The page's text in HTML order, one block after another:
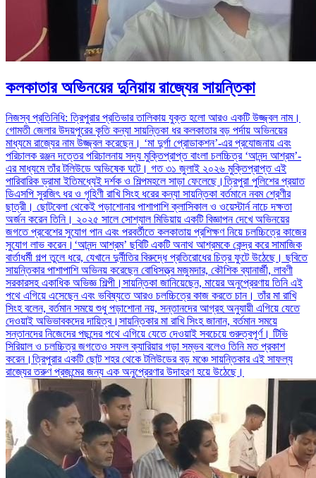
কলকাতার অভিনয়ের দুনিয়ায় রাজ্যের সায়ন্তিকা
নিজস্ব প্রতিনিধি: ত্রিপুরার প্রতিভার তালিকায় যুক্ত হলো আরও একটি উজ্জ্বল নাম।
গোমতী জেলার উদয়পুরের কৃতি কন্যা সায়ন্তিকা ধর কলকাতার বড় পর্দায় অভিনয়ের
মাধ্যমে রাজ্যের নাম উজ্জ্বল করেছেন। ‘মা দুর্গা প্রোডাকশন’-এর প্রযোজনায় এবং
পরিচালক রঞ্জন দত্তের পরিচালনায় সদ্য মুক্তিপ্রাপ্ত বাংলা চলচ্চিত্র ‘আনন্দ আশ্রম’-
এর মাধ্যমে তাঁর টলিউডে অভিষেক ঘটে। গত ৩১ জুলাই ২০২৬ মুক্তিপ্রাপ্ত এই
পারিবারিক ড্রামা ইতিমধ্যেই দর্শক ও শিল্পমহলে সাড়া ফেলেছে।ত্রিপুরা পুলিশের প্রয়াত
ডিএসপি সুরজিৎ ধর ও গৃহিণী রাখি সিংহ ধরের কন্যা সায়ন্তিকা বর্তমানে নবম শ্রেণীর
ছাত্রী। ছোটবেলা থেকেই পড়াশোনার পাশাপাশি ক্লাসিকাল ও ওয়েস্টার্ন নাচে দক্ষতা
অর্জন করেন তিনি। ২০২৫ সালে সোশ্যাল মিডিয়ায় একটি বিজ্ঞাপন দেখে অভিনয়ের
জগতে প্রবেশের সুযোগ পান এবং পরবর্তীতে কলকাতায় প্রশিক্ষণ নিয়ে চলচ্চিত্রে কাজের
সুযোগ লাভ করেন।‘আনন্দ আশ্রম’ ছবিটি একটি অনাথ আশ্রমকে কেন্দ্র করে সামাজিক
বার্তাধর্মী গল্প তুলে ধরে, যেখানে দুর্নীতির বিরুদ্ধে প্রতিরোধের চিত্র ফুটে উঠেছে। ছবিতে
সায়ন্তিকার পাশাপাশি অভিনয় করেছেন বোধিসত্ত্ব মজুমদার, কৌশিক ব্যানার্জী, লাবণী
সরকারসহ একাধিক অভিজ্ঞ শিল্পী।সায়ন্তিকা জানিয়েছেন, মায়ের অনুপ্রেরণায় তিনি এই
পথে এগিয়ে এসেছেন এবং ভবিষ্যতে আরও চলচ্চিত্রে কাজ করতে চান। তাঁর মা রাখি
সিংহ বলেন, বর্তমান সময়ে শুধু পড়াশোনা নয়, সন্তানদের আগ্রহ অনুযায়ী এগিয়ে যেতে
দেওয়াই অভিভাবকদের দায়িত্ব।সায়ন্তিকার মা রাখি সিংহ জানান, বর্তমান সময়ে
সন্তানদের নিজেদের পছন্দের পথে এগিয়ে যেতে দেওয়াই সবচেয়ে গুরুত্বপূর্ণ। টিভি
সিরিয়াল ও চলচ্চিত্র জগতেও সফল ক্যারিয়ার গড়া সম্ভব বলেও তিনি মত প্রকাশ
করেন।ত্রিপুরার একটি ছোট শহর থেকে টলিউডের বড় মঞ্চে সায়ন্তিকার এই সাফল্য
রাজ্যের তরুণ প্রজন্মের জন্য এক অনুপ্রেরণার উদাহরণ হয়ে উঠেছে।